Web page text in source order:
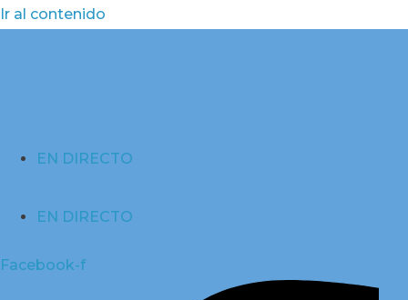
Ir al contenido
EN DIRECTO
EN DIRECTO
Facebook-f